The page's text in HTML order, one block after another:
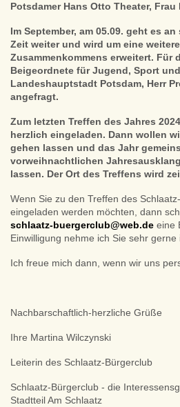
Potsdamer Hans Otto Theater,
Im September, am 05.09. geht es
Zeit weiter und wird um eine
Zusammenkommens erweitert. Für
Beigeordnete für Jugend, Sport
Landeshauptstadt Potsdam, Herr
angefragt.
Zum letzten Treffen des Jahres
herzlich eingeladen. Dann wollen
gehen lassen und das Jahr
vorweihnachtlichen
lassen. Der Ort des Treffens wird
Wenn Sie zu den Treffen des
eingeladen werden möchten, dann
schlaatz-buergerclub@web.de eine
Einwilligung nehme ich Sie sehr gerne
Ich freue mich dann, wenn wir uns
Nachbarschaftlich-herzliche Grüße
Ihre Martina Wilczynski
Leiterin des Schlaatz-Bürgerclub
Schlaatz-Bürgerclub - die
Stadtteil Am Schlaatz